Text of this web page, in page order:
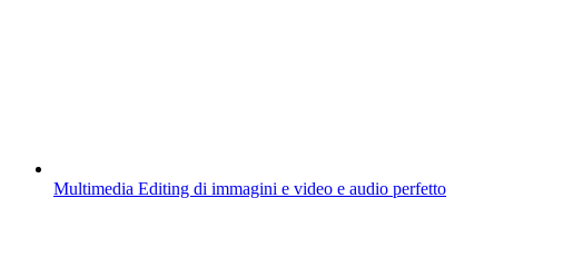
Multimedia Editing di immagini e video e audio perfetto